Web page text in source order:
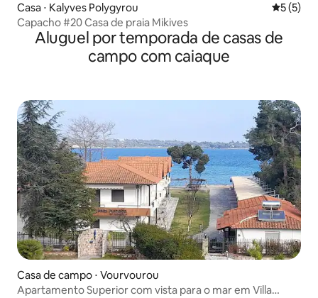
Casa ⋅ Kalyves Polygyrou 5 de
5 (5)
Capacho #20 Casa de praia Mikives
Aluguel por temporada de casas de
campo com caiaque
Casa de campo ⋅ Vourvourou
Apartamento Superior com vista para o mar em Villa